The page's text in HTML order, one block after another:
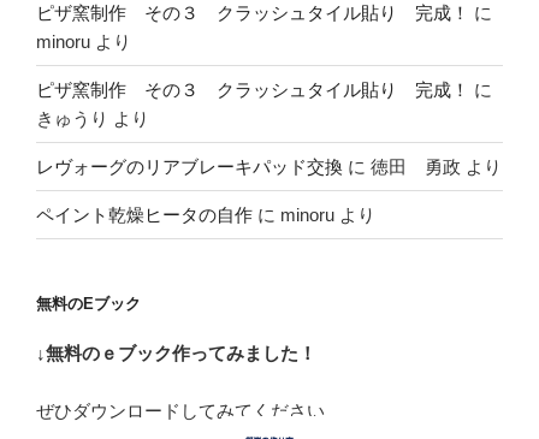
ピザ窯制作 その３ クラッシュタイル貼り 完成！
に
minoru より
ピザ窯制作 その３ クラッシュタイル貼り 完成！
に
きゅうり より
レヴォーグのリアブレーキパッド交換 に 徳田 勇政 より
ペイント乾燥ヒータの自作 に minoru より
無料のEブック
↓無料のｅブック作ってみました！
ぜひダウンロードしてみてください